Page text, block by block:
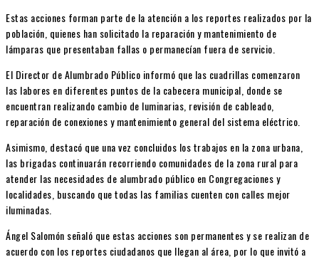
Estas acciones forman parte de la atención a los reportes realizados por la
población, quienes han solicitado la reparación y mantenimiento de
lámparas que presentaban fallas o permanecían fuera de servicio.
El Director de Alumbrado Público informó que las cuadrillas comenzaron
las labores en diferentes puntos de la cabecera municipal, donde se
encuentran realizando cambio de luminarias, revisión de cableado,
reparación de conexiones y mantenimiento general del sistema eléctrico.
Asimismo, destacó que una vez concluidos los trabajos en la zona urbana,
las brigadas continuarán recorriendo comunidades de la zona rural para
atender las necesidades de alumbrado público en Congregaciones y
localidades, buscando que todas las familias cuenten con calles mejor
iluminadas.
Ángel Salomón señaló que estas acciones son permanentes y se realizan de
acuerdo con los reportes ciudadanos que llegan al área, por lo que invitó a